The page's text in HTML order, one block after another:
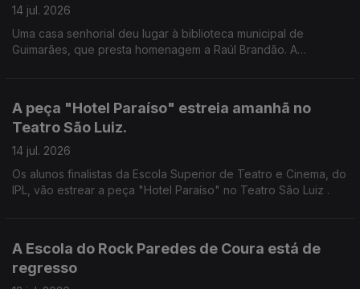
14 jul. 2026
Uma casa senhorial deu lugar à biblioteca municipal de
Guimarães, que presta homenagem a Raúl Brandão. A
A peça "Hotel Paraíso" estreia amanhã no
Teatro São Luiz.
14 jul. 2026
Os alunos finalistas da Escola Superior de Teatro e Cinema, do
IPL, vão estrear a peça "Hotel Paraíso" no Teatro São Luiz .
A Escola do Rock Paredes de Coura está de
regresso